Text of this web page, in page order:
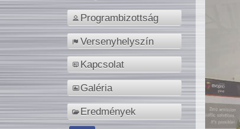
Programbizottság
Versenyhelyszín
Kapcsolat
Galéria
Eredmények